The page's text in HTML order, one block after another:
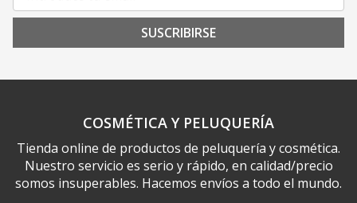
SUSCRIBIRSE
COSMÉTICA Y PELUQUERÍA
Tienda online de productos de peluquería y cosmética.
Nuestro servicio es serio y rápido, en calidad/precio
somos insuperables. Hacemos envíos a todo el mundo.